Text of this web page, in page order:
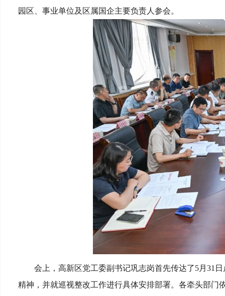
园区、事业单位及区属国企主要负责人参会。
会上，高新区党工委副书记巩志岗首先传达了5月31
精神，并就巡视整改工作进行具体安排部署。各牵头部